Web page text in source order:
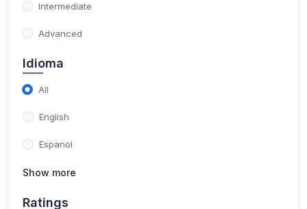
Intermediate
Advanced
Idioma
All
English
Espanol
Show more
Ratings